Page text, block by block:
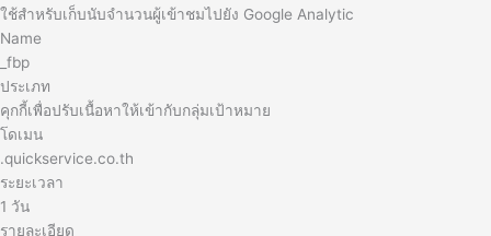
ใช้สำหรับเก็บนับจำนวนผู้เข้าชมไปยัง Google Analytic
Name
_fbp
ประเภท
คุกกี้เพื่อปรับเนื้อหาให้เข้ากับกลุ่มเป้าหมาย
โดเมน
.quickservice.co.th
ระยะเวลา
1 วัน
รายละเอียด